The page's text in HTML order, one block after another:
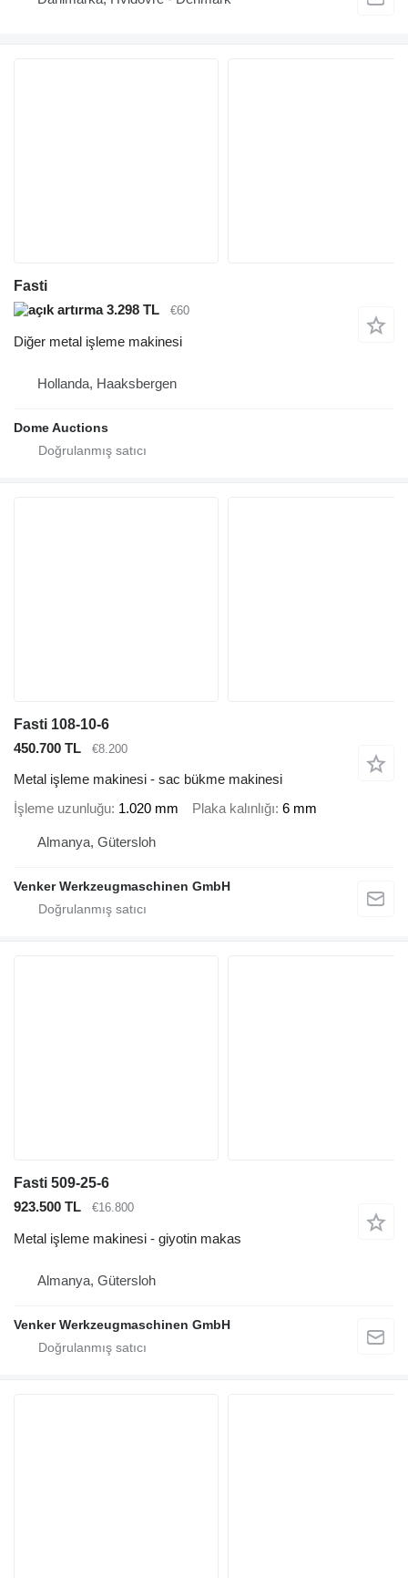
Fasti
3.298 TL
€60
Diğer metal işleme makinesi
Hollanda, Haaksbergen
Dome Auctions
Fasti 108-10-6
450.700 TL
€8.200
Metal işleme makinesi - sac bükme makinesi
İşleme uzunluğu 1.020 mm Plaka kalınlığı 6 mm
Almanya, Gütersloh
Venker Werkzeugmaschinen GmbH
Fasti 509-25-6
923.500 TL
€16.800
Metal işleme makinesi - giyotin makas
Almanya, Gütersloh
Venker Werkzeugmaschinen GmbH